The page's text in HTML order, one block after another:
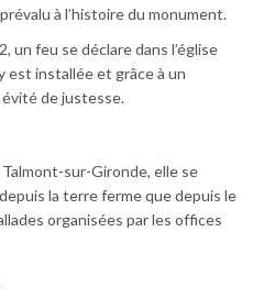
à l’histoire du monument.
un feu se déclare dans l’église
est installée et grâce à un
de justesse.
sur-Gironde, elle se
la terre ferme que depuis le
organisées par les offices